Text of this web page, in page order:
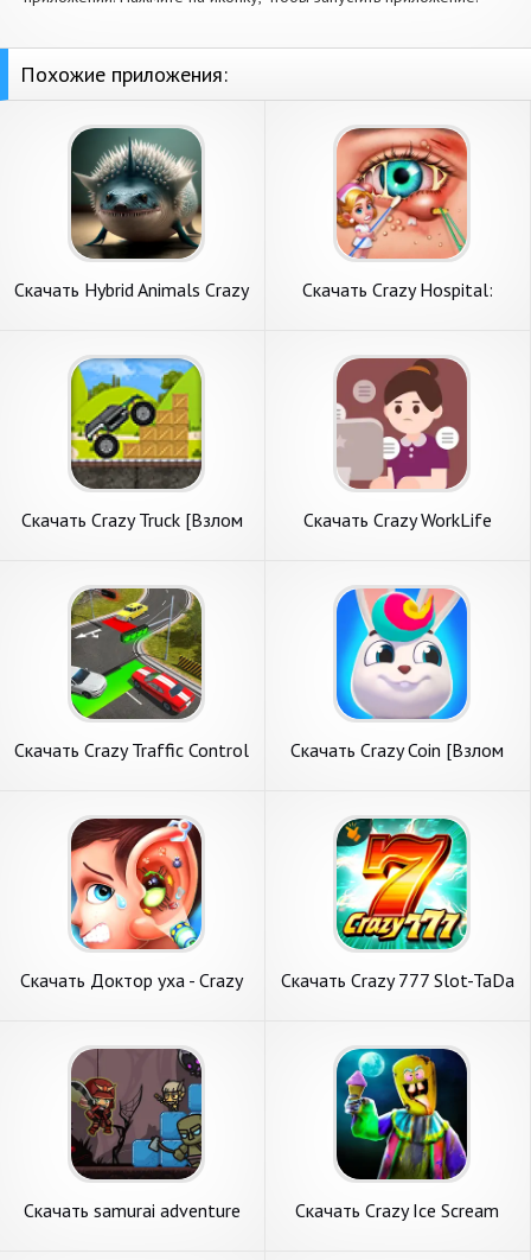
Похожие приложения:
Скачать Hybrid Animals Crazy
на Андроид
Скачать Crazy Hospital:
Скачать Crazy Truck [Взлом
Скачать Crazy WorkLife
Скачать Crazy Traffic Control
Скачать Crazy Coin [Взлом
Скачать Доктор уха - Crazy
Скачать Crazy 777 Slot-TaDa
Скачать samurai adventure
Скачать Crazy Ice Scream